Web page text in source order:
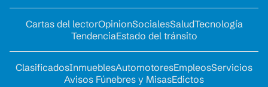
Cartas del lectorOpinionSocialesSaludTecnología
TendenciaEstado del tránsito
ClasificadosInmueblesAutomotoresEmpleosServicios
Avisos Fúnebres y MisasEdictos